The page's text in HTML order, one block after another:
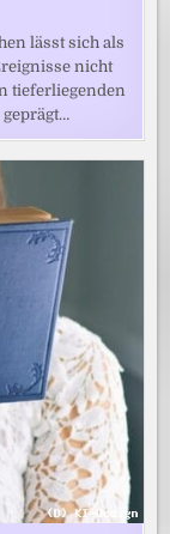
lässt sich als
nicht
tieferliegenden